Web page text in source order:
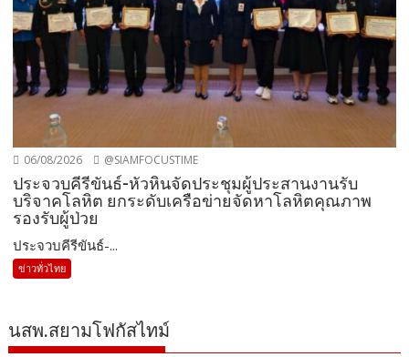
06/08/2026 @SIAMFOCUSTIME
ประจวบคีรีขันธ์-หัวหินจัดประชุมผู้ประสานงานรับ
บริจาคโลหิต ยกระดับเครือข่ายจัดหาโลหิตคุณภาพ
รองรับผู้ป่วย
ประจวบคีรีขันธ์-...
ข่าวทั่วไทย
นสพ.สยามโฟกัสไทม์